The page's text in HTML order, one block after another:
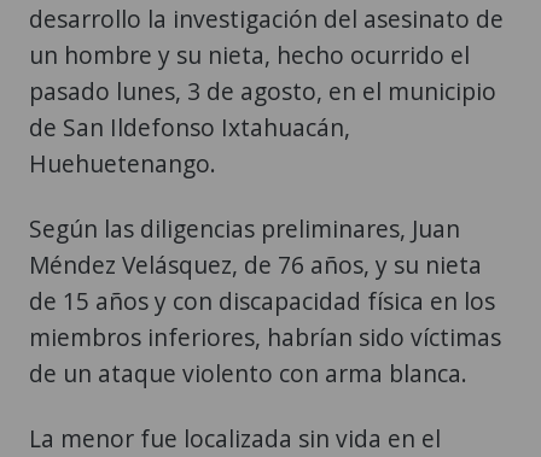
desarrollo la investigación del asesinato de
un hombre y su nieta, hecho ocurrido el
pasado lunes, 3 de agosto, en el municipio
de San Ildefonso Ixtahuacán,
Huehuetenango.
Según las diligencias preliminares, Juan
Méndez Velásquez, de 76 años, y su nieta
de 15 años y con discapacidad física en los
miembros inferiores, habrían sido víctimas
de un ataque violento con arma blanca.
La menor fue localizada sin vida en el